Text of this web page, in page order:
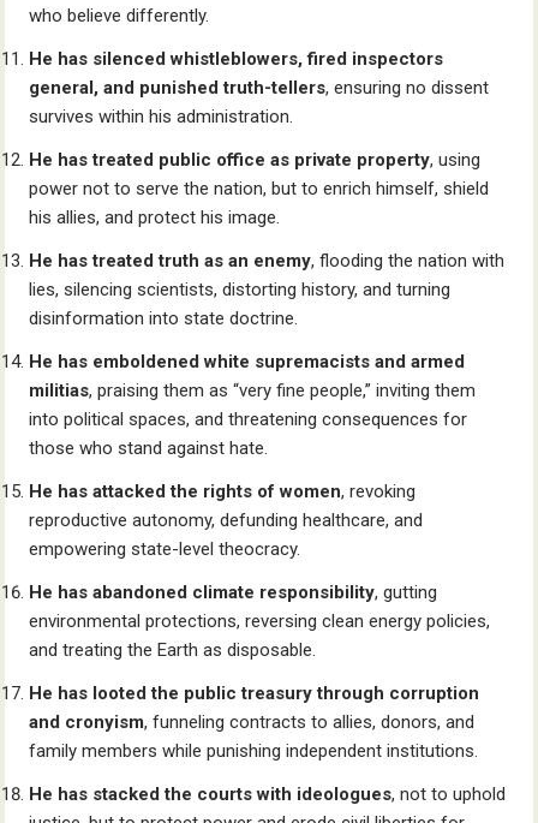
who believe differently.
He has silenced whistleblowers, fired inspectors
general, and punished truth-tellers, ensuring no dissent
survives within his administration.
He has treated public office as private property, using
power not to serve the nation, but to enrich himself, shield
his allies, and protect his image.
He has treated truth as an enemy, flooding the nation with
lies, silencing scientists, distorting history, and turning
disinformation into state doctrine.
He has emboldened white supremacists and armed
militias, praising them as “very fine people,” inviting them
into political spaces, and threatening consequences for
those who stand against hate.
He has attacked the rights of women, revoking
reproductive autonomy, defunding healthcare, and
empowering state-level theocracy.
He has abandoned climate responsibility, gutting
environmental protections, reversing clean energy policies,
and treating the Earth as disposable.
He has looted the public treasury through corruption
and cronyism, funneling contracts to allies, donors, and
family members while punishing independent institutions.
He has stacked the courts with ideologues, not to uphold